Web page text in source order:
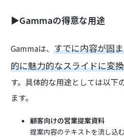
▶Gammaの得意な用途
Gammaは、すでに内容が固
的に魅力的なスライドに変
す。具体的な用途としては以下
ます。
顧客向けの営業提案資料
提案内容のテキストを流し込